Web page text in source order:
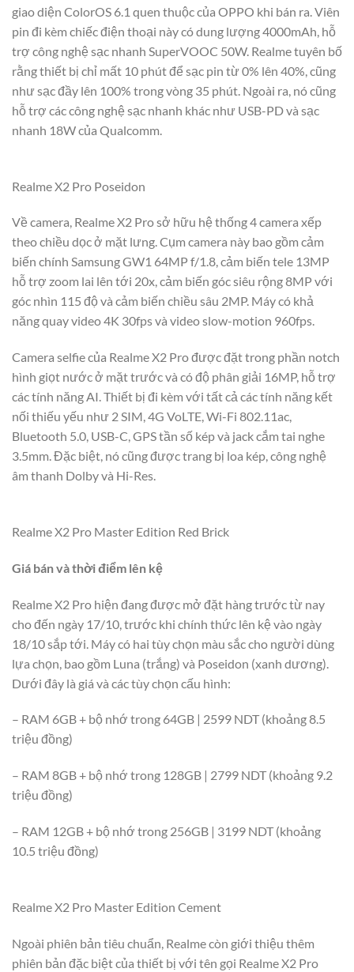
giao diện ColorOS 6.1 quen thuộc của OPPO khi bán ra. Viên
pin đi kèm chiếc điện thoại này có dung lượng 4000mAh, hỗ
trợ công nghệ sạc nhanh SuperVOOC 50W. Realme tuyên bố
rằng thiết bị chỉ mất 10 phút để sạc pin từ 0% lên 40%, cũng
như sạc đầy lên 100% trong vòng 35 phút. Ngoài ra, nó cũng
hỗ trợ các công nghệ sạc nhanh khác như USB-PD và sạc
nhanh 18W của Qualcomm.
Realme X2 Pro Poseidon
Về camera, Realme X2 Pro sở hữu hệ thống 4 camera xếp
theo chiều dọc ở mặt lưng. Cụm camera này bao gồm cảm
biến chính Samsung GW1 64MP f/1.8, cảm biến tele 13MP
hỗ trợ zoom lai lên tới 20x, cảm biến góc siêu rộng 8MP với
góc nhìn 115 độ và cảm biến chiều sâu 2MP. Máy có khả
năng quay video 4K 30fps và video slow-motion 960fps.
Camera selfie của Realme X2 Pro được đặt trong phần notch
hình giọt nước ở mặt trước và có độ phân giải 16MP, hỗ trợ
các tính năng AI. Thiết bị đi kèm với tất cả các tính năng kết
nối thiếu yếu như 2 SIM, 4G VoLTE, Wi-Fi 802.11ac,
Bluetooth 5.0, USB-C, GPS tần số kép và jack cắm tai nghe
3.5mm. Đặc biệt, nó cũng được trang bị loa kép, công nghệ
âm thanh Dolby và Hi-Res.
Realme X2 Pro Master Edition Red Brick
Giá bán và thời điểm lên kệ
Realme X2 Pro hiện đang được mở đặt hàng trước từ nay
cho đến ngày 17/10, trước khi chính thức lên kệ vào ngày
18/10 sắp tới. Máy có hai tùy chọn màu sắc cho người dùng
lựa chọn, bao gồm Luna (trắng) và Poseidon (xanh dương).
Dưới đây là giá và các tùy chọn cấu hình:
– RAM 6GB + bộ nhớ trong 64GB | 2599 NDT (khoảng 8.5
triệu đồng)
– RAM 8GB + bộ nhớ trong 128GB | 2799 NDT (khoảng 9.2
triệu đồng)
– RAM 12GB + bộ nhớ trong 256GB | 3199 NDT (khoảng
10.5 triệu đồng)
Realme X2 Pro Master Edition Cement
Ngoài phiên bản tiêu chuẩn, Realme còn giới thiệu thêm
phiên bản đặc biệt của thiết bị với tên gọi Realme X2 Pro